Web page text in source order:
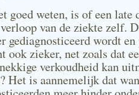
goed weten, is of een late
van de ziekte zelf.
gediagnosticeerd wordt en
ook zieker, net zoals dat
verkoudheid kan
Het is aannemelijk dat